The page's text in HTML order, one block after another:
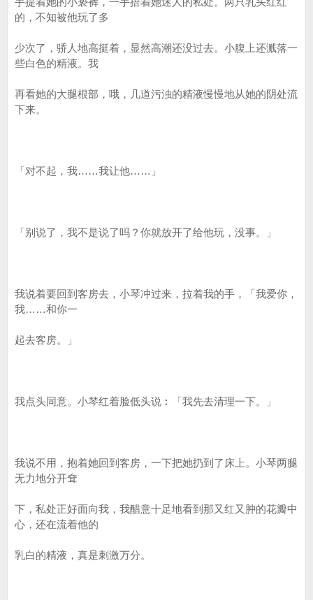
的，不知被他玩了多
少次了，骄人地高挺着，显然高潮还没过去。小腹上还溅落一
些白色的精液。我
再看她的大腿根部，哦，几道污浊的精液慢慢地从她的阴处流
下来。
「对不起，我……我让他……」
「别说了，我不是说了吗？你就放开了给他玩，没事。」
我说着要回到客房去，小琴冲过来，拉着我的手，「我爱你，
我……和你一
起去客房。」
我点头同意。小琴红着脸低头说︰「我先去清理一下。」
我说不用，抱着她回到客房，一下把她扔到了床上。小琴两腿
无力地分开耷
下，私处正好面向我，我醋意十足地看到那又红又肿的花瓣中
心，还在流着他的
乳白的精液，真是刺激万分。